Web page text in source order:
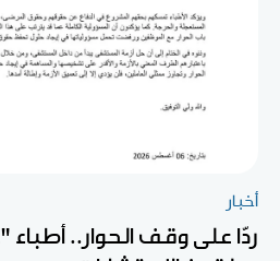
أخبار
ردّا على وقف الحوار..